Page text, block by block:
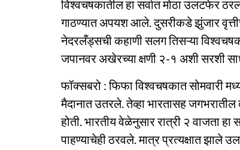
विश्वचषकातील हा सर्वात मोठा उलटफेर
गाठण्यात अपयश आले. दुसरीकडे झुंजार
नेदरलँड्सची कहाणी सलग तिसऱ्या
जपानवर अखेरच्या क्षणी २-१ अशी सरशी
फॉक्सबरो : फिफा विश्वचषकात सोमवारी
मैदानात उतरले. तेव्हा भारतासह
होती. भारतीय वेळेनुसार रात्री २ वाजता
पाहण्याचेही ठरवले. मात्र प्रत्यक्षात झाले